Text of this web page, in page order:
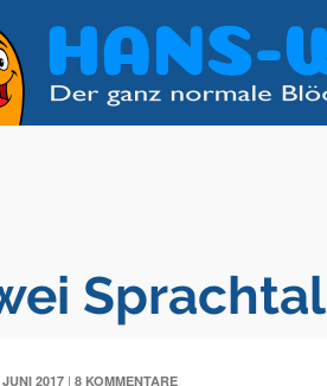
2017 | 8 KOMMENTARE